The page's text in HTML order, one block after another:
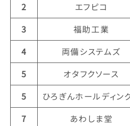
2
エフピコ
3
福助工業
4
両備システムズ
5
オタフクソース
5
ひろぎんホールディン
7
あわしま堂